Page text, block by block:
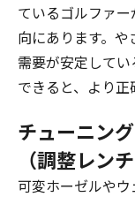
ているゴルファ
向にあります。
需要が安定して
できると、より正
チューニン
（調整レン
可変ホーゼルや